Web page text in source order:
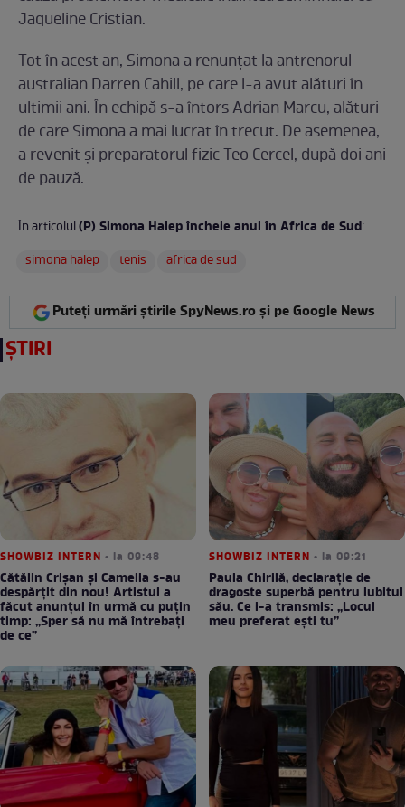
Jaqueline Cristian.
Tot în acest an, Simona a renunțat la antrenorul
australian Darren Cahill, pe care l-a avut alături în
ultimii ani. În echipă s-a întors Adrian Marcu, alături
de care Simona a mai lucrat în trecut. De asemenea,
a revenit și preparatorul fizic Teo Cercel, după doi ani
de pauză.
În articolul(P) Simona Halep încheie anul în Africa de Sud:
simona halep
tenis africa de sud
Puteți urmări știrile SpyNews.ro și pe Google News
ȘTIRI
SHOWBIZ INTERN • la 09:48
Cătălin Crișan și Camelia s-au
despărțit din nou! Artistul a
făcut anunțul în urmă cu puțin
timp: „Sper să nu mă întrebați
de ce”
SHOWBIZ INTERN • la 09:21
Paula Chirilă, declarație de
dragoste superbă pentru iubitul
său. Ce i-a transmis: „Locul
meu preferat ești tu”